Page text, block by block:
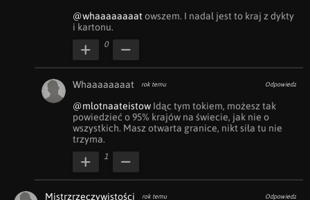
@whaaaaaaaat owszem. I nadal jest to kraj z dykty
i kartonu.
0
Whaaaaaaaat rok temu Odpowiedz
@mlotnaateistow Idąc tym tokiem, możesz tak
powiedzieć o 95% krajów na świecie, jak nie o
wszystkich. Masz otwarta granice, nikt siła tu nie
trzyma.
1
Mistrzrzeczywistości rok temu Odpowiedz